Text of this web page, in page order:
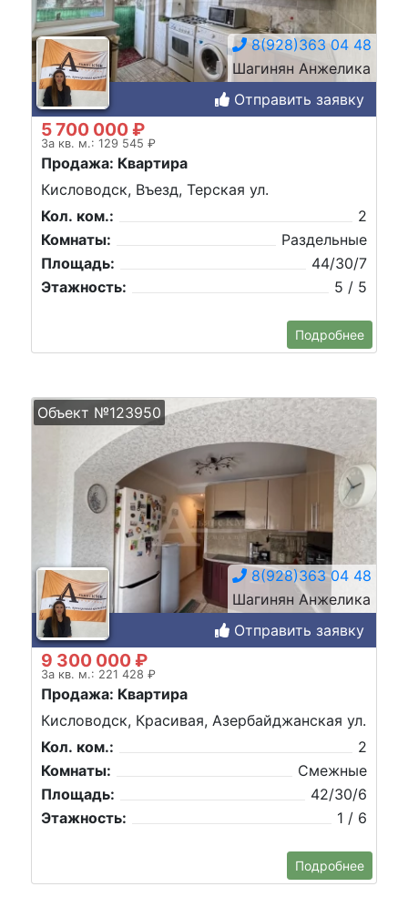
8(928)363 04 48
Шагинян Анжелика
Отправить заявку
5 700 000 ₽
За кв. м.: 129 545 ₽
Продажа: Квартира
Кисловодск, Въезд, Терская ул.
Кол. ком.:
2
Комнаты:
Раздельные
Площадь:
44/30/7
Этажность:
5 / 5
Подробнее
Объект №123950
8(928)363 04 48
Шагинян Анжелика
Отправить заявку
9 300 000 ₽
За кв. м.: 221 428 ₽
Продажа: Квартира
Кисловодск, Красивая, Азербайджанская ул.
Кол. ком.:
2
Комнаты:
Смежные
Площадь:
42/30/6
Этажность:
1 / 6
Подробнее